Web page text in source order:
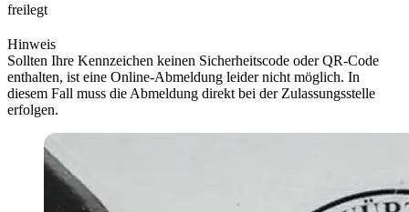
freilegt
Hinweis
Sollten Ihre Kennzeichen keinen Sicherheitscode oder QR-Code
enthalten, ist eine Online-Abmeldung leider nicht möglich. In
diesem Fall muss die Abmeldung direkt bei der Zulassungsstelle
erfolgen.